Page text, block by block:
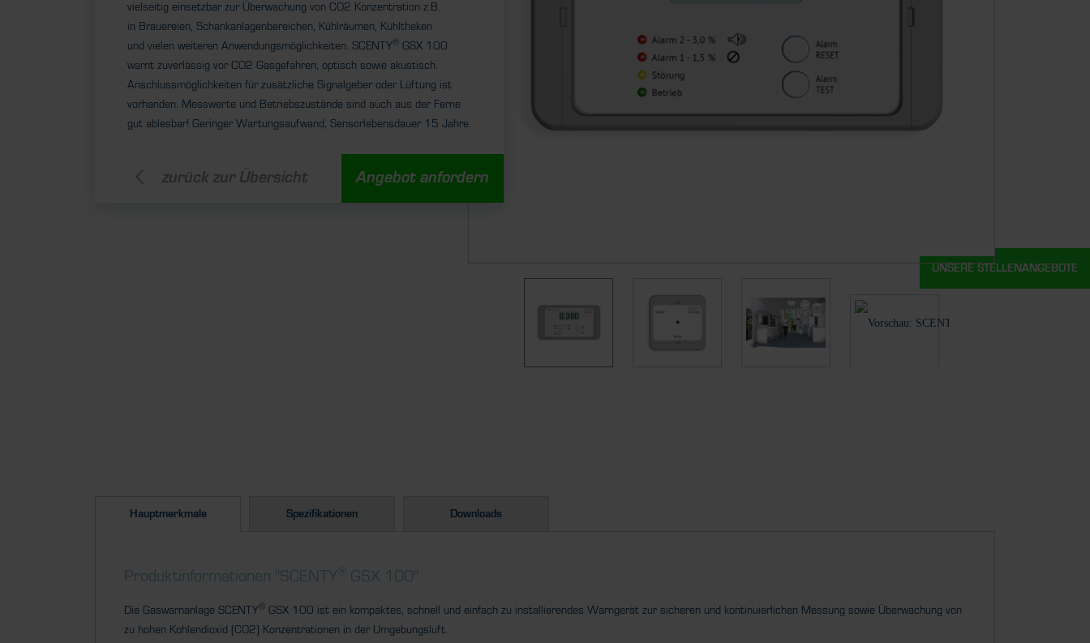
vielseitig einsetzbar zur Überwachung von CO2 Konzentration z.B.
in Brauereien, Schankanlagenbereichen, Kühlräumen, Kühltheken
und vielen weiteren Anwendungsmöglichkeiten. SCENTY® GSX 100
warnt zuverlässig vor CO2 Gasgefahren, optisch sowie akustisch.
Anschlussmöglichkeiten für zusätzliche Signalgeber oder Lüftung ist
vorhanden. Messwerte und Betriebszustände sind auch aus der Ferne
gut ablesbar! Geringer Wartungsaufwand, Sensorlebensdauer 15 Jahre.
zurück zur Übersicht Angebot anfordern
Hauptmerkmale Spezifikationen Downloads
Produktinformationen "SCENTY ® GSX 100"
Die Gaswarnanlage SCENTY® GSX 100 ist ein kompaktes, schnell und einfach zu installierendes Warngerät zur sicheren und kontinuierlichen Messung sowie Überwachung von
zu hohen Kohlendioxid (CO2) Konzentrationen in der Umgebungsluft.
UNSERE STELLENANGEBOTE